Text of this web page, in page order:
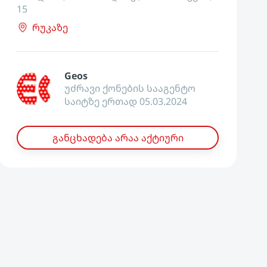
15
რუკაზე
Geos
უძრავი ქონების სააგენტო
საიტზე ერთად 05.03.2024
განცხადება არაა აქტიური